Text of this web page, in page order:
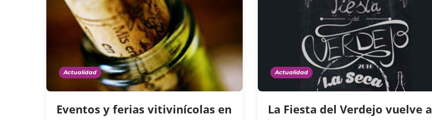
Actualidad
Eventos y ferias vitivinícolas en
Actualidad
La Fiesta del Verdejo vuelve a